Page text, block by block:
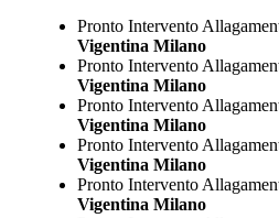
Pronto Intervento
Vigentina Milano
Pronto Intervento
Vigentina Milano
Pronto Intervento
Vigentina Milano
Pronto Intervento
Vigentina Milano
Pronto Intervento
Vigentina Milano